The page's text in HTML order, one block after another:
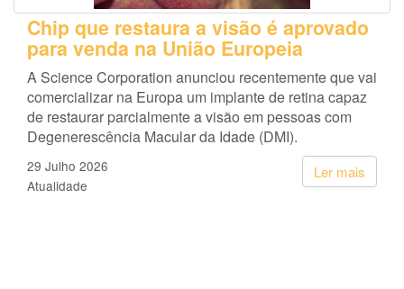
Chip que restaura a visão é aprovado
para venda na União Europeia
A Science Corporation anunciou recentemente que vai
comercializar na Europa um implante de retina capaz
de restaurar parcialmente a visão em pessoas com
Degenerescência Macular da Idade (DMI).
Ler mais
29 Julho 2026
Atualidade